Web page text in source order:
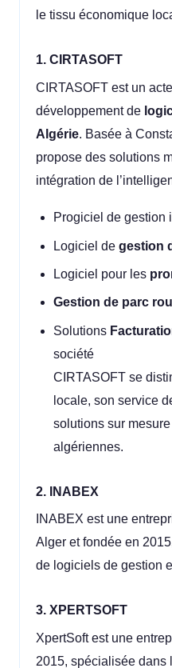
le tissu économique
1. CIRTASOFT
CIRTASOFT est un
développement de
Algérie. Basée à
propose des solutions
intégration de
Progiciel de gestion
Logiciel degestion
Logiciel pour les
Gestion de parc
Solutions
société
CIRTASOFT se
locale, son service
solutions sur
algériennes.
2. INABEX
INABEX est une
Alger et fondée en
de logiciels de gestion
3. XPERTSOFT
XpertSoft est une
2015, spécialisée dans